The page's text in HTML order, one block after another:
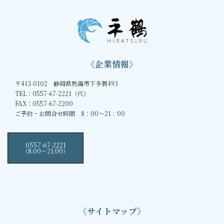
《企業情報》
〒413-0102 静岡県熱海市下多賀493
TEL：0557-67-2221（代）
FAX：0557-67-2200
ご予約・お問合せ時間 8：00～21：00
0557-67-2221
（8:00〜21:00）
《サイトマップ》